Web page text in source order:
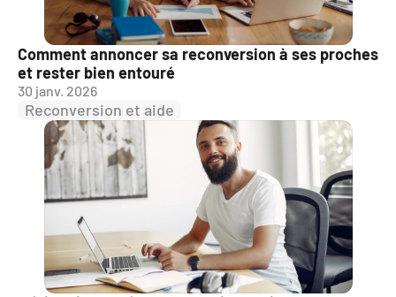
Comment annoncer sa reconversion à ses proches
et rester bien entouré
30 janv. 2026
Reconversion et aide